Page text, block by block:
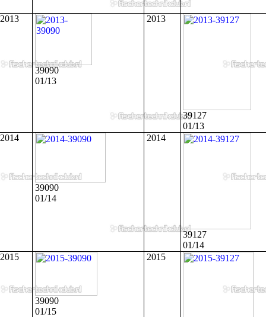
2013
39090
01/13
2013
39127
01/13
2014
39090
01/14
2014
39127
01/14
2015
39090
01/15
2015